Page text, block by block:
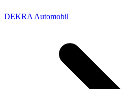
DEKRA Automobil